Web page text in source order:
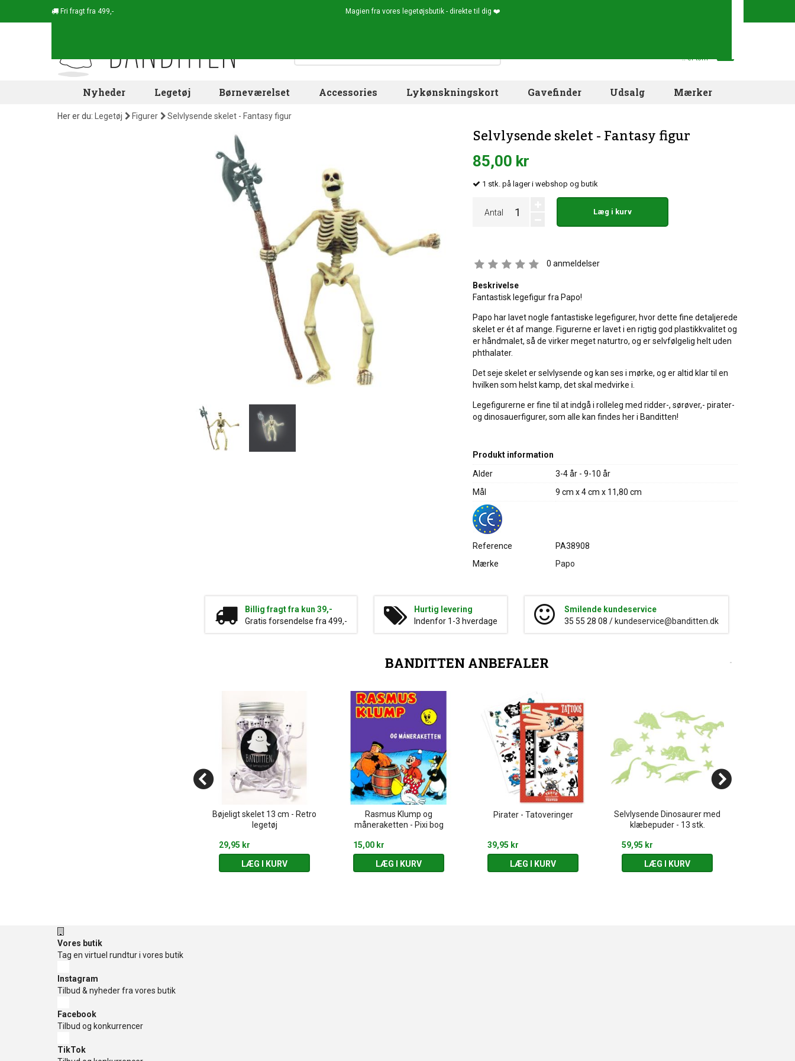
Fri fragt fra 499,- Magien fra vores legetøjsbutik - direkte til dig ❤️
.. er tom
Nyheder Legetøj Børneværelset Accessories Lykønskningskort Gavefinder Udsalg Mærker
Her er du: Legetøj Figurer Selvlysende skelet - Fantasy figur
Selvlysende skelet - Fantasy figur
85,00 kr
1 stk. på lager i webshop og butik
Antal Læg i kurv
0 anmeldelser
Beskrivelse
Fantastisk legefigur fra Papo!
Papo har lavet nogle fantastiske legefigurer, hvor dette fine detaljerede
skelet er ét af mange. Figurerne er lavet i en rigtig god plastikkvalitet og
er håndmalet, så de virker meget naturtro, og er selvfølgelig helt uden
phthalater.
Det seje skelet er selvlysende og kan ses i mørke, og er altid klar til en
hvilken som helst kamp, det skal medvirke i.
Legefigurerne er fine til at indgå i rolleleg med ridder-, sørøver,- pirater-
og dinosauerfigurer, som alle kan findes her i Banditten!
Produkt information
Alder
3-4 år - 9-10 år
Mål
9 cm x 4 cm x 11,80 cm
Reference
PA38908
Mærke
Papo
Billig fragt fra kun 39,-
Gratis forsendelse fra 499,-
Hurtig levering
Indenfor 1-3 hverdage
Smilende kundeservice
35 55 28 08 / kundeservice@banditten.dk
BANDITTEN ANBEFALER
Bøjeligt skelet 13 cm - Retro
legetøj
29,95 kr
LÆG I KURV
Rasmus Klump og
måneraketten - Pixi bog
15,00 kr
LÆG I KURV
Pirater - Tatoveringer
39,95 kr
LÆG I KURV
Selvlysende Dinosaurer med
klæbepuder - 13 stk.
59,95 kr
LÆG I KURV
Vores butik
Tag en virtuel rundtur i vores butik
Instagram
Tilbud & nyheder fra vores butik
Facebook
Tilbud og konkurrencer
TikTok